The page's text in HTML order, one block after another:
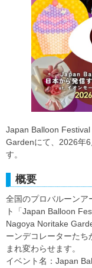
Japan Balloon
Gardenにて、2026年
す。
概要
全国のプロバルーンア
ト「Japan Balloon
Nagoya Noritake
ーンデコレーターた
まれ変わらせます。
イベント名：Japan